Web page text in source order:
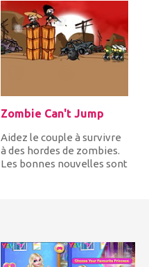
Zombie Can't Jump
Aidez le couple à survivre
à des hordes de zombies.
Les bonnes nouvelles sont